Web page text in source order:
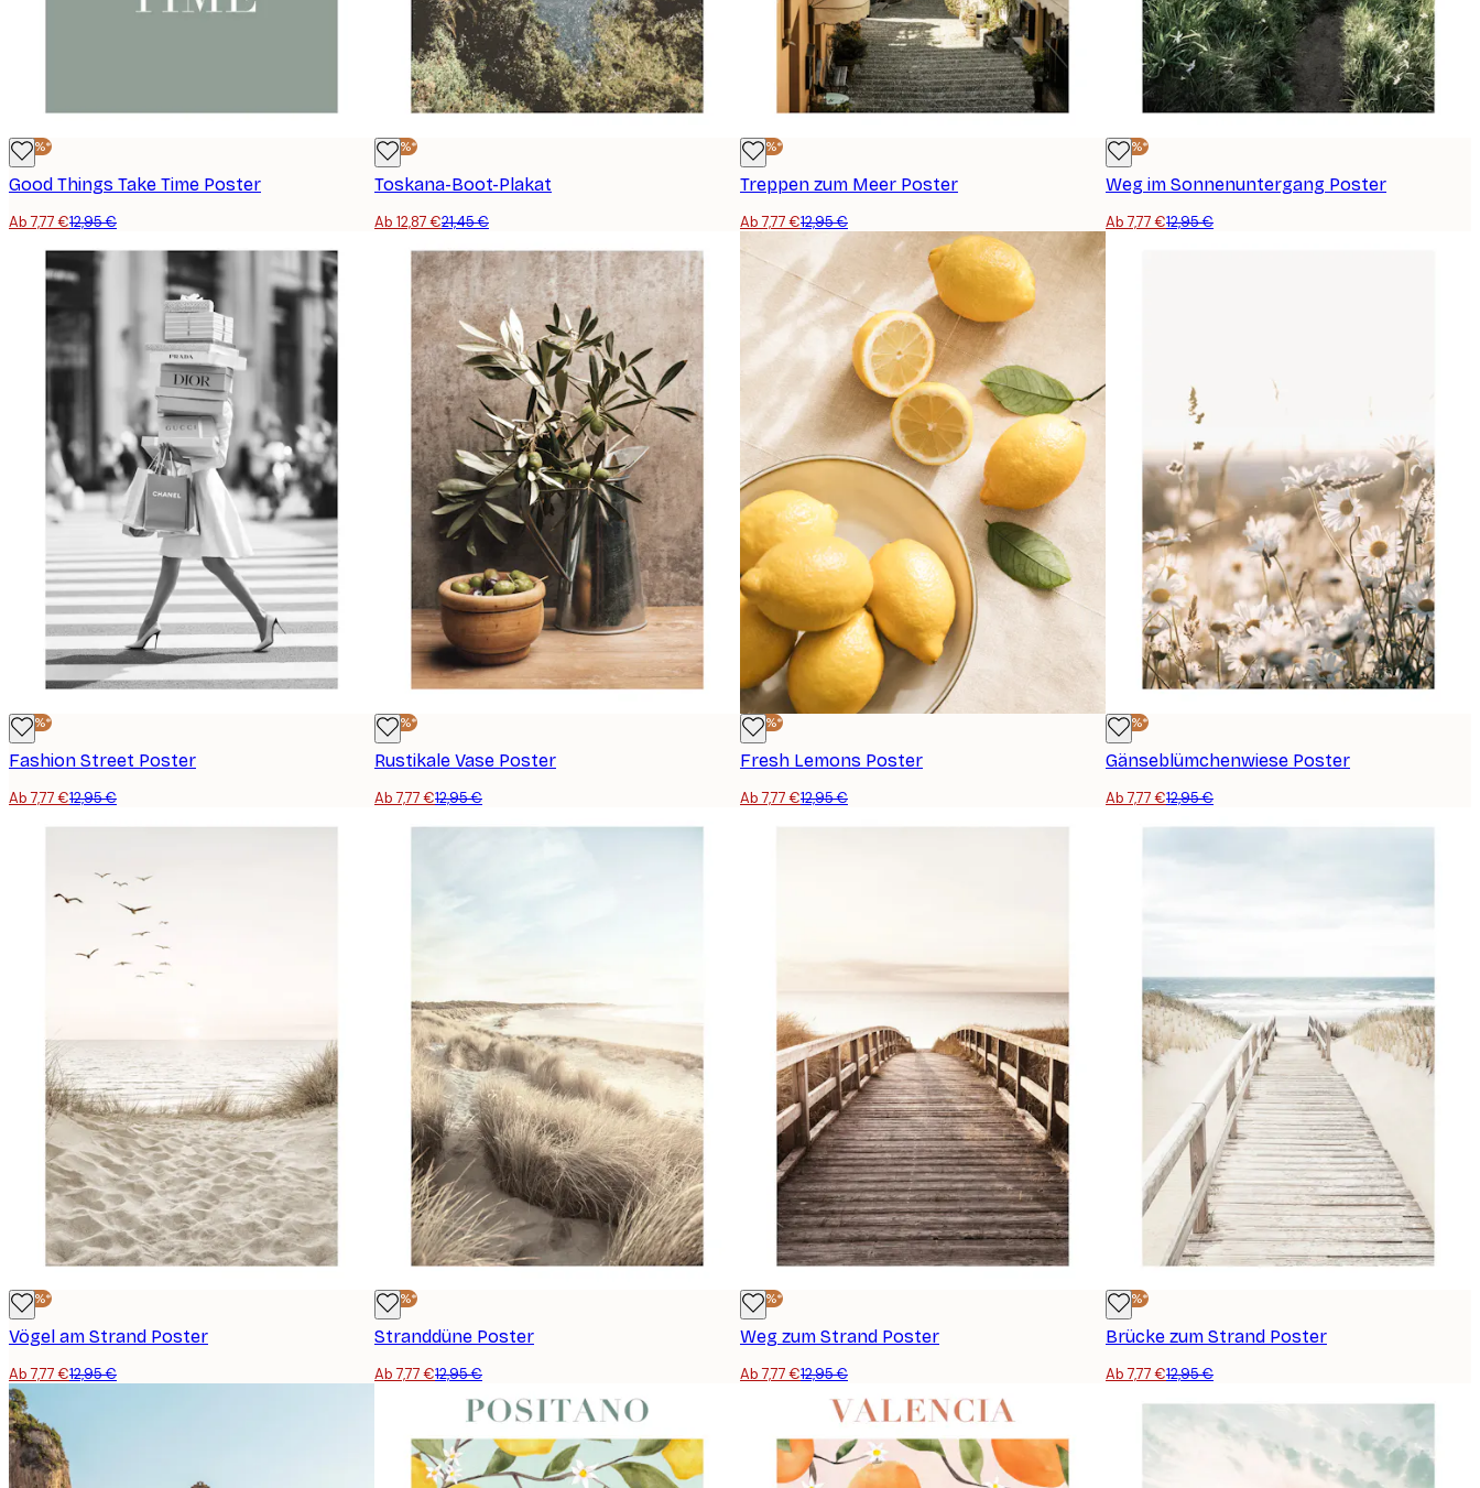
-40%*
Good Things Take Time Poster
Ab 7,77 €12,95 €
-40%*
Toskana-Boot-Plakat
Ab 12,87 €21,45 €
-40%*
Treppen zum Meer Poster
Ab 7,77 €12,95 €
-40%*
Weg im Sonnenuntergang Poster
Ab 7,77 €12,95 €
-40%*
Fashion Street Poster
Ab 7,77 €12,95 €
-40%*
Rustikale Vase Poster
Ab 7,77 €12,95 €
-40%*
Fresh Lemons Poster
Ab 7,77 €12,95 €
-40%*
Gänseblümchenwiese Poster
Ab 7,77 €12,95 €
-40%*
Vögel am Strand Poster
Ab 7,77 €12,95 €
-40%*
Stranddüne Poster
Ab 7,77 €12,95 €
-40%*
Weg zum Strand Poster
Ab 7,77 €12,95 €
-40%*
Brücke zum Strand Poster
Ab 7,77 €12,95 €